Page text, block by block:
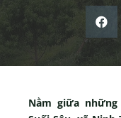
Nằm giữa